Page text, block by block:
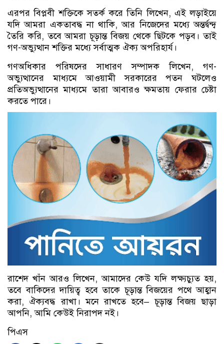
এরপর বিপ্লবী শক্তিকে সতর্ক করে তিনি লিখেন, এই লড়াইয়ে
যদি আমরা একতাবদ্ধ না থাকি, আর নিজেদের মধ্যে অন্তর্দ্বন্দ্ব
তৈরি করি, তবে আমরা চূড়ান্ত বিজয় থেকে ছিটকে পড়ব। তাই
গণ-অভ্যুত্থান শক্তির মধ্যে সর্বাত্মক ঐক্য অপরিহার্য।
গণঅধিকার পরিষদের সাধারণ সম্পাদক লিখেন, গণ-
অভ্যুত্থানের মাধ্যমে আওয়ামী সরকারের পতন ঘটলেও
প্রতিঅভ্যুত্থানের মাধ্যমে তারা আবারও ক্ষমতায় ফেরার চেষ্টা
করতে পারে।
রাশেদ খাঁন আরও লিখেন, আমাদের কেউ যদি লক্ষ্যচ্যুত হয়,
তবে বাকিদের দায়িত্ব হবে তাকে চূড়ান্ত বিজয়ের পথে আহ্বান
করা, ঐক্যবদ্ধ রাখা। মনে রাখতে হবে– চূড়ান্ত বিজয় ছাড়া
আপনি, আমি কেউই নিরাপদ নই।
পিএস